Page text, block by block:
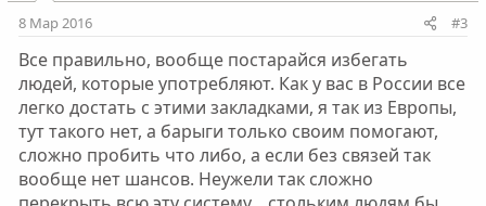
8 Мар 2016 #3
Все правильно, вообще постарайся избегать
людей, которые употребляют. Как у вас в России все
легко достать с этими закладками, я так из Европы,
тут такого нет, а барыги только своим помогают,
сложно пробить что либо, а если без связей так
вообще нет шансов. Неужели так сложно